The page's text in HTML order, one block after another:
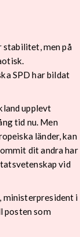
stabilitet, men på
SPD har bildat
upplevt
tid nu. Men
länder, kan
dit andra har
vid
ministerpresident i
posten som